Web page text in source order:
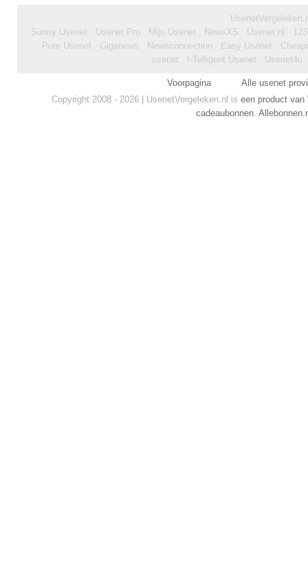
Sunny Usenet
Usenet.Pro Mijn Usenet NewsXS Usenet.nl
Pure Usenet
Giganews Newsconnection Easy Usenet
usenet
I-Telligent Usenet Usenet4u
Voorpagina
Alle usenet
Copyright 2008 - 2026 | UsenetVergeleken.nl is een product van
cadeaubonnen.